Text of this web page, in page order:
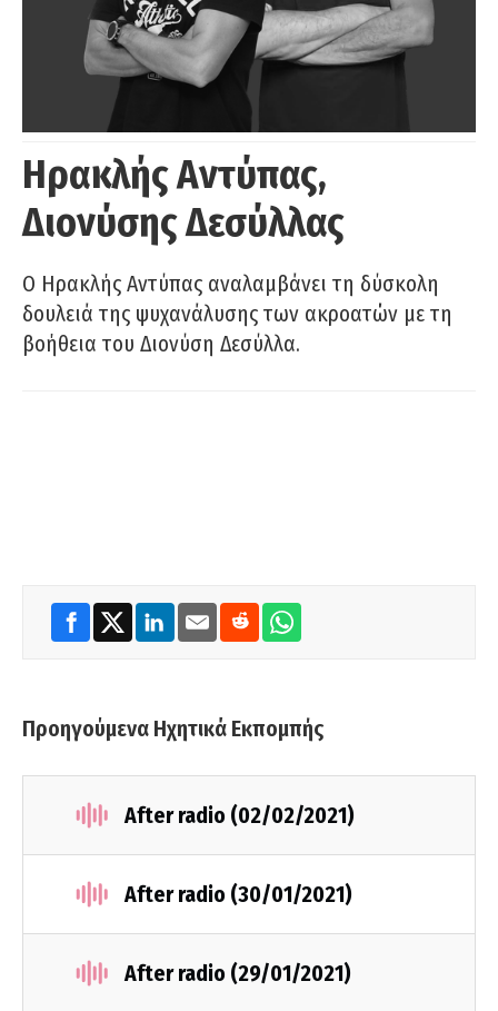
Ηρακλής Αντύπας,
Διονύσης Δεσύλλας
Ο Ηρακλής Αντύπας αναλαμβάνει τη δύσκολη
δουλειά της ψυχανάλυσης των ακροατών με τη
βοήθεια του Διονύση Δεσύλλα.
Προηγούμενα Ηχητικά Εκπομπής
After radio (02/02/2021)
After radio (30/01/2021)
After radio (29/01/2021)